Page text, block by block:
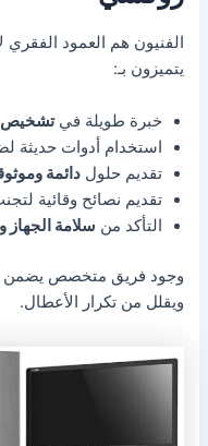
الفنيون هم العمود
يتميزون بـ:
خبرة طويلة فيتشخيص
استخدام أدوات حديثة
تقديم حلولدائمة
تقديم نصائح وقائية
التأكد من سلامة الجهاز
وجود فريق متخصص يضمن
ويقلل من تكرار الأعطال.